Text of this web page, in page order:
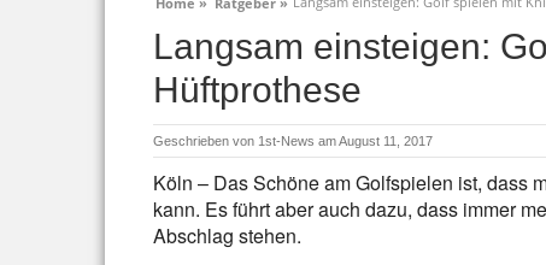
Langsam einsteigen:
Hüftprothese
Geschrieben von 1st-News am August 11, 2017
Köln – Das Schöne am Golfspielen ist, dass
kann. Es führt aber auch dazu, dass immer
Abschlag stehen.